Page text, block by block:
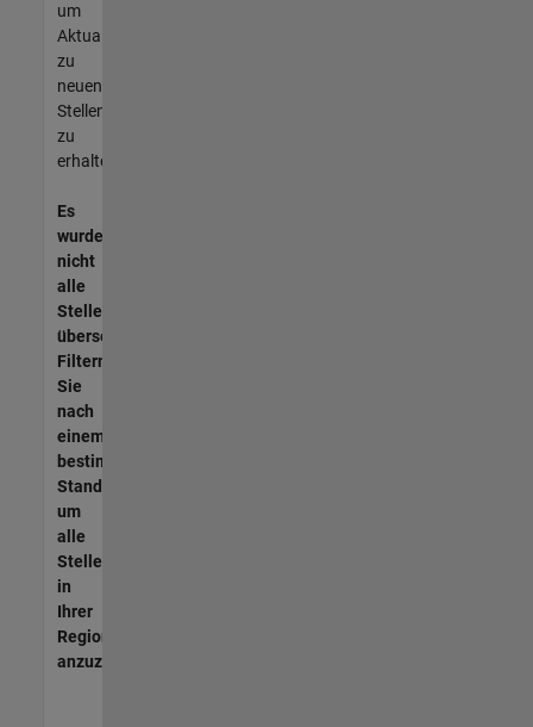
um
Aktualisierungen
zu
neuen
Stellenangeboten
zu
erhalten.
Es
wurden
nicht
alle
Stellen
übersetzt.
Filtern
Sie
nach
einem
bestimmten
Standort,
um
alle
Stellenangebote
in
Ihrer
Region
anzuzeigen.